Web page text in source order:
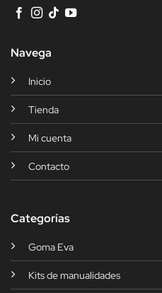
Navega
Inicio
Tienda
Mi cuenta
Contacto
Categorías
Goma Eva
Kits de manualidades